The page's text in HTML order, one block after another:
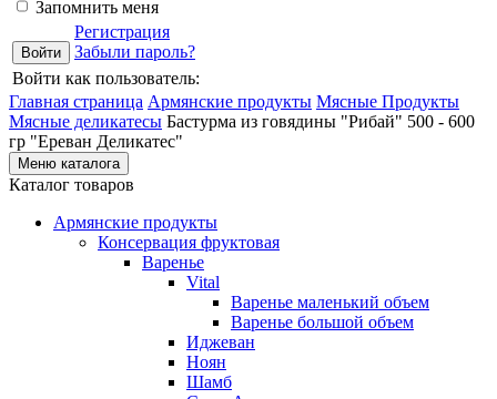
Запомнить меня
Регистрация
Забыли пароль?
Войти как пользователь:
Главная страница Армянские продукты Мясные Продукты
Мясные деликатесы Бастурма из говядины "Рибай" 500 - 600
гр "Ереван Деликатес"
Меню каталога
Каталог товаров
Армянские продукты
Консервация фруктовая
Варенье
Vital
Варенье маленький объем
Варенье большой объем
Иджеван
Ноян
Шамб